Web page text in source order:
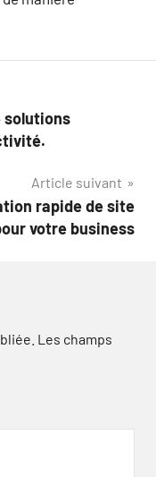
solutions
Article suivant
rapide de site
votre business
Les champs